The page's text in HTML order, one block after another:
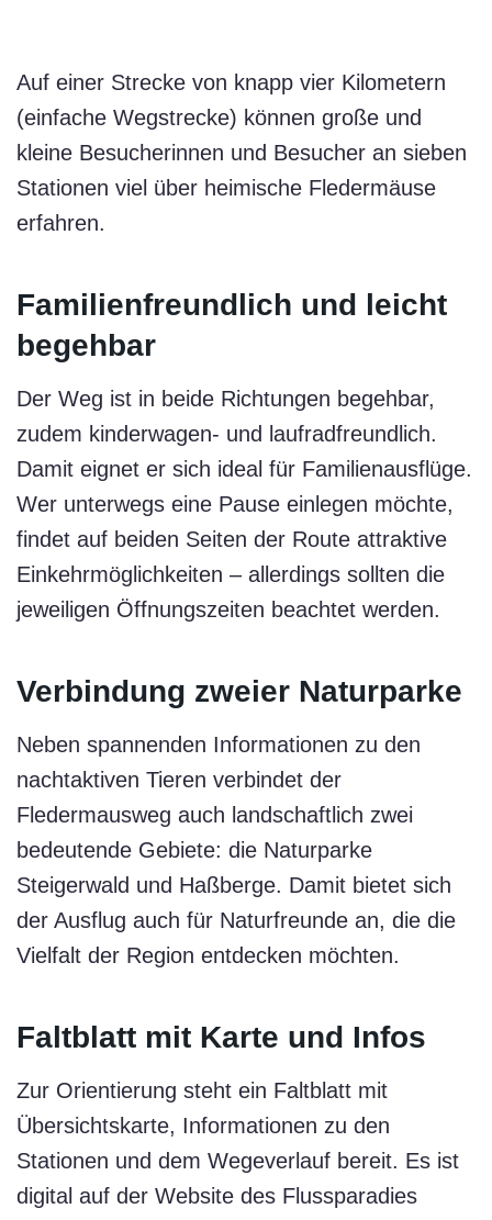
Auf einer Strecke von knapp vier Kilometern
(einfache Wegstrecke) können große und
kleine Besucherinnen und Besucher an sieben
Stationen viel über heimische Fledermäuse
erfahren.
Familienfreundlich und leicht
begehbar
Der Weg ist in beide Richtungen begehbar,
zudem kinderwagen- und laufradfreundlich.
Damit eignet er sich ideal für Familienausflüge.
Wer unterwegs eine Pause einlegen möchte,
findet auf beiden Seiten der Route attraktive
Einkehrmöglichkeiten – allerdings sollten die
jeweiligen Öffnungszeiten beachtet werden.
Verbindung zweier Naturparke
Neben spannenden Informationen zu den
nachtaktiven Tieren verbindet der
Fledermausweg auch landschaftlich zwei
bedeutende Gebiete: die Naturparke
Steigerwald und Haßberge. Damit bietet sich
der Ausflug auch für Naturfreunde an, die die
Vielfalt der Region entdecken möchten.
Faltblatt mit Karte und Infos
Zur Orientierung steht ein Faltblatt mit
Übersichtskarte, Informationen zu den
Stationen und dem Wegeverlauf bereit. Es ist
digital auf der Website des Flussparadies